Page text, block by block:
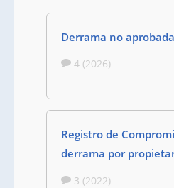
Derrama no
4 (2026)
Registro de
derrama por
3 (2022)